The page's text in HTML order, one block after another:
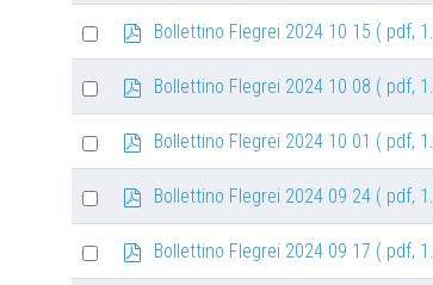
an
item
Select
an
item
d
Bollettino Flegrei 2024 10 15 ( pdf,
Select
an
item
Bollettino Flegrei 2024 10 08 ( pdf,
Select
an
item
d
Bollettino Flegrei 2024 10 01 ( pdf,
Select
an
item
Bollettino Flegrei 2024 09 24 ( pdf,
Select
d
Bollettino Flegrei 2024 09 17 ( pdf,